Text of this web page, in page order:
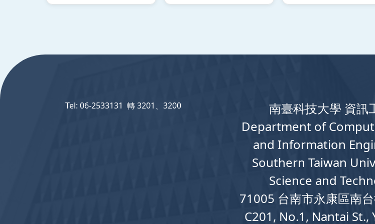
南臺科技大學 資訊
Department of
and Information
Southern Taiwan
Science and
71005 台南市永康區南
C201, No.1, Nantai St.,
Tel: 06-2533131 轉 3201、3200